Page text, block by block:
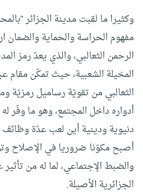
وكثيرا ما لقبت مدينة الجزائر
مفهوم الحراسة والحماية
الرحمن الثعالبي، والذي يعدّ رمز
المخيلة الشعبية، حيث تمكّن مقام
الثعالبي من تقويّة رساميل رمزيّة
أدواره داخل المجتمع، وهو ما وفّر
دنيوية ودينية أين لعب عدّة
أصبح مكوّنا ضروريا في الإصلاح
والضبط الإجتماعي، لما له من تأثير
الجزائرية الأصيلة.